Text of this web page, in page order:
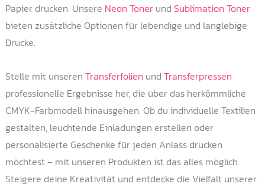
Papier drucken. Unsere Neon Tonerund Sublimation Toner
bieten zusätzliche Optionen für lebendige und langlebige
Drucke.
Stelle mit unseren Transferfolien und Transferpressen
professionelle Ergebnisse her, die über das herkömmliche
CMYK-Farbmodell hinausgehen. Ob du individuelle Textilien
gestalten, leuchtende Einladungen erstellen oder
personalisierte Geschenke für jeden Anlass drucken
möchtest – mit unseren Produkten ist das alles möglich.
Steigere deine Kreativität und entdecke die Vielfalt unserer